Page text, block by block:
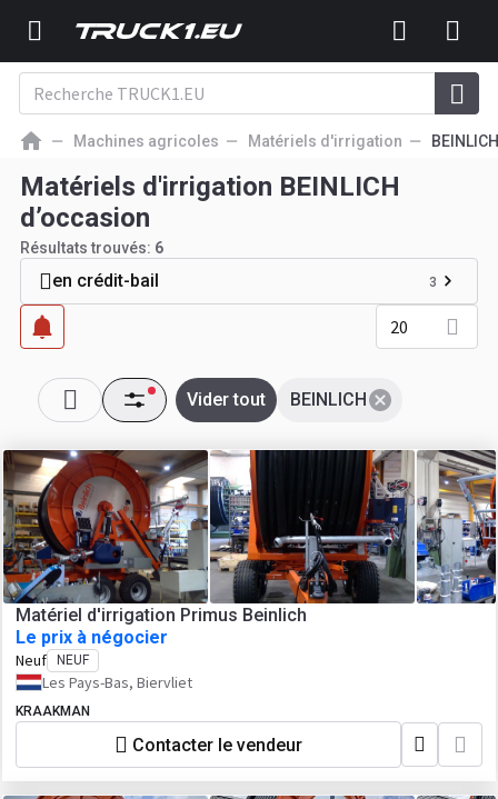
Machines agricoles Matériels d'irrigation BEINLICH
Matériels d'irrigation BEINLICH
d’occasion
Résultats trouvés: 6
en crédit-bail 3
20
BEINLICH
Vider tout
Matériel d'irrigation Primus Beinlich
Le prix à négocier
Neuf NEUF
Les Pays-Bas, Biervliet
KRAAKMAN
Contacter le vendeur